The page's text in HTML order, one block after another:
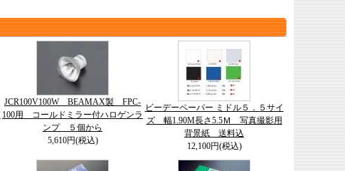
JCR100V100W BEAMAX製 FPC-
100用 コールドミラー付ハロゲンラ
ンプ ５個から
5,610円(税込)
ビーデーペーパー ミドル５．５サイ
ズ 幅1.90M長さ5.5Ｍ 写真撮影用
背景紙 送料込
12,100円(税込)